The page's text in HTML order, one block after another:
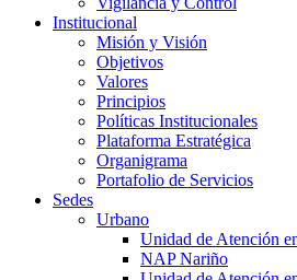
Institucional
Misión y Visión
Objetivos
Valores
Principios
Políticas Institucionales
Plataforma Estratégica
Organigrama
Portafolio de Servicios
Sedes
Urbano
Unidad de Atención
NAP Nariño